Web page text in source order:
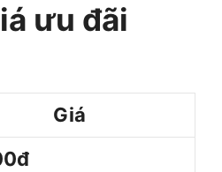
ưu đãi
Giá